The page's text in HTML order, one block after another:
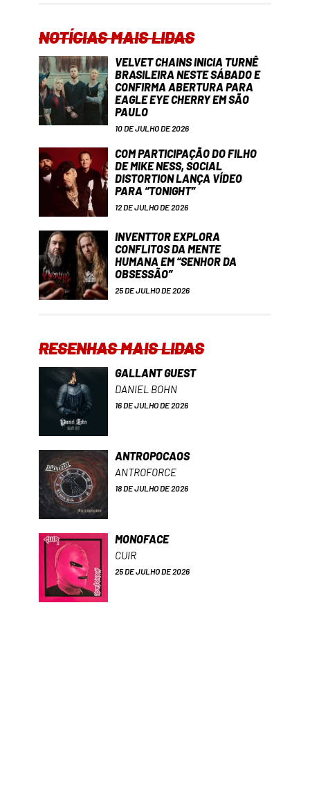
NOTÍCIAS MAIS LIDAS
VELVET CHAINS INICIA TURNÊ
BRASILEIRA NESTE SÁBADO E
CONFIRMA ABERTURA PARA
EAGLE EYE CHERRY EM SÃO
PAULO
10 DE JULHO DE 2026
COM PARTICIPAÇÃO DO FILHO
DE MIKE NESS, SOCIAL
DISTORTION LANÇA VÍDEO
PARA “TONIGHT”
12 DE JULHO DE 2026
INVENTTOR EXPLORA
CONFLITOS DA MENTE
HUMANA EM “SENHOR DA
OBSESSÃO”
25 DE JULHO DE 2026
RESENHAS MAIS LIDAS
GALLANT GUEST
DANIEL BOHN
16 DE JULHO DE 2026
ANTROPOCAOS
ANTROFORCE
18 DE JULHO DE 2026
MONOFACE
CUIR
25 DE JULHO DE 2026